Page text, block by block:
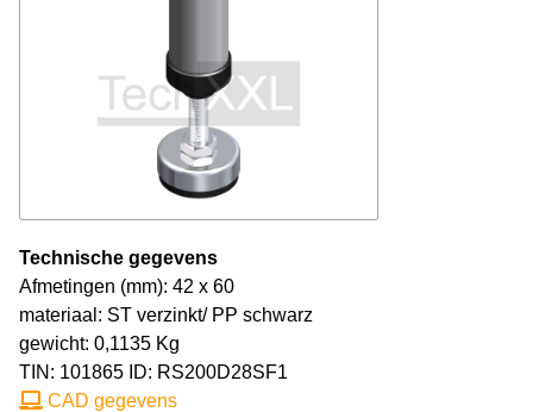
Technische gegevens
Afmetingen (mm): 42 x 60
materiaal: ST verzinkt/ PP schwarz
gewicht: 0,1135 Kg
TIN: 101865 ID: RS200D28SF1
CAD gegevens